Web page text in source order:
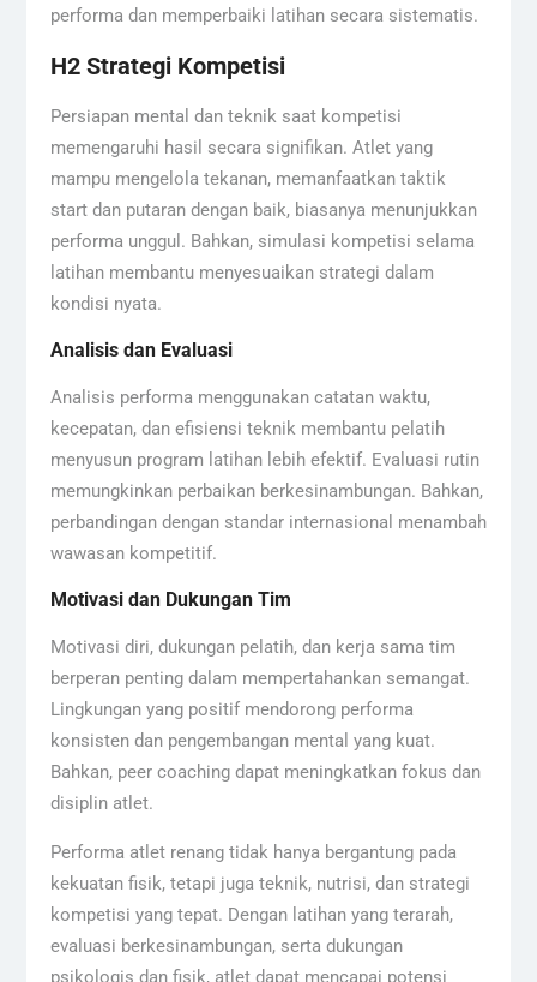
performa dan memperbaiki latihan secara sistematis.
H2 Strategi Kompetisi
Persiapan mental dan teknik saat kompetisi
memengaruhi hasil secara signifikan. Atlet yang
mampu mengelola tekanan, memanfaatkan taktik
start dan putaran dengan baik, biasanya menunjukkan
performa unggul. Bahkan, simulasi kompetisi selama
latihan membantu menyesuaikan strategi dalam
kondisi nyata.
Analisis dan Evaluasi
Analisis performa menggunakan catatan waktu,
kecepatan, dan efisiensi teknik membantu pelatih
menyusun program latihan lebih efektif. Evaluasi rutin
memungkinkan perbaikan berkesinambungan. Bahkan,
perbandingan dengan standar internasional menambah
wawasan kompetitif.
Motivasi dan Dukungan Tim
Motivasi diri, dukungan pelatih, dan kerja sama tim
berperan penting dalam mempertahankan semangat.
Lingkungan yang positif mendorong performa
konsisten dan pengembangan mental yang kuat.
Bahkan, peer coaching dapat meningkatkan fokus dan
disiplin atlet.
Performa atlet renang tidak hanya bergantung pada
kekuatan fisik, tetapi juga teknik, nutrisi, dan strategi
kompetisi yang tepat. Dengan latihan yang terarah,
evaluasi berkesinambungan, serta dukungan
psikologis dan fisik, atlet dapat mencapai potensi